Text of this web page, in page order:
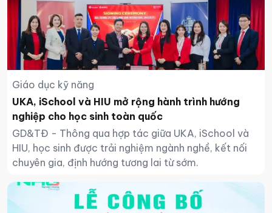
Giáo dục kỹ năng
UKA, iSchool và HIU mở rộng hành trình hướng
nghiệp cho học sinh toàn quốc
GD&TĐ - Thông qua hợp tác giữa UKA, iSchool và
HIU, học sinh được trải nghiệm ngành nghề, kết nối
chuyên gia, định hướng tương lai từ sớm.